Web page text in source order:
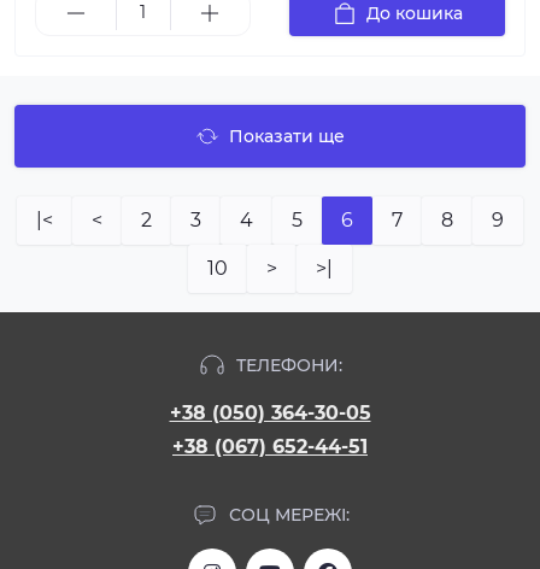
До кошика
Показати ще
|< < 2 3 4 5 6 7 8 9
10 > >|
ТЕЛЕФОНИ:
+38 (050) 364-30-05
+38 (067) 652-44-51
СОЦ МЕРЕЖІ: